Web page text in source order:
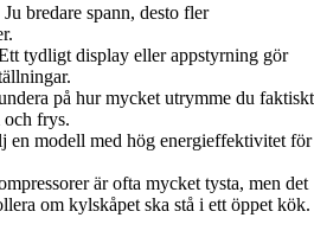
Ju bredare spann, desto fler
tydligt display eller appstyrning gör
på hur mycket utrymme du faktiskt
frys.
en modell med hög energieffektivitet för
är ofta mycket tysta, men det
om kylskåpet ska stå i ett öppet kök.